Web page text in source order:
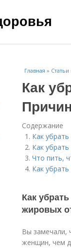
Главная » Статьи
Как
Содержание
Как
Как
Что пить,
Как
Как
жировых
Вы замечали,
женщин, чем